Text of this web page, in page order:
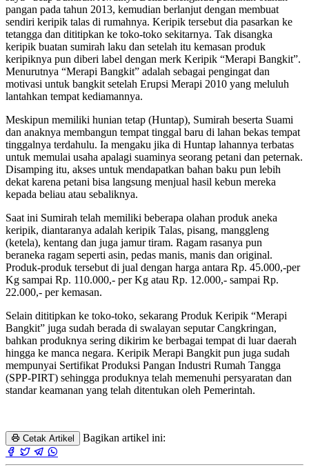
pangan pada tahun 2013, kemudian berlanjut dengan membuat
sendiri keripik talas di rumahnya. Keripik tersebut dia pasarkan ke
tetangga dan dititipkan ke toko-toko sekitarnya. Tak disangka
keripik buatan sumirah laku dan setelah itu kemasan produk
keripiknya pun diberi label dengan merk Keripik “Merapi Bangkit”.
Menurutnya “Merapi Bangkit” adalah sebagai pengingat dan
motivasi untuk bangkit setelah Erupsi Merapi 2010 yang meluluh
lantahkan tempat kediamannya.
Meskipun memiliki hunian tetap (Huntap), Sumirah beserta Suami
dan anaknya membangun tempat tinggal baru di lahan bekas tempat
tinggalnya terdahulu. Ia mengaku jika di Huntap lahannya terbatas
untuk memulai usaha apalagi suaminya seorang petani dan peternak.
Disamping itu, akses untuk mendapatkan bahan baku pun lebih
dekat karena petani bisa langsung menjual hasil kebun mereka
kepada beliau atau sebaliknya.
Saat ini Sumirah telah memiliki beberapa olahan produk aneka
keripik, diantaranya adalah keripik Talas, pisang, manggleng
(ketela), kentang dan juga jamur tiram. Ragam rasanya pun
beraneka ragam seperti asin, pedas manis, manis dan original.
Produk-produk tersebut di jual dengan harga antara Rp. 45.000,-per
Kg sampai Rp. 110.000,- per Kg atau Rp. 12.000,- sampai Rp.
22.000,- per kemasan.
Selain dititipkan ke toko-toko, sekarang Produk Keripik “Merapi
Bangkit” juga sudah berada di swalayan seputar Cangkringan,
bahkan produknya sering dikirim ke berbagai tempat di luar daerah
hingga ke manca negara. Keripik Merapi Bangkit pun juga sudah
mempunyai Sertifikat Produksi Pangan Industri Rumah Tangga
(SPP-PIRT) sehingga produknya telah memenuhi persyaratan dan
standar keamanan yang telah ditentukan oleh Pemerintah.
Cetak Artikel Bagikan artikel ini: